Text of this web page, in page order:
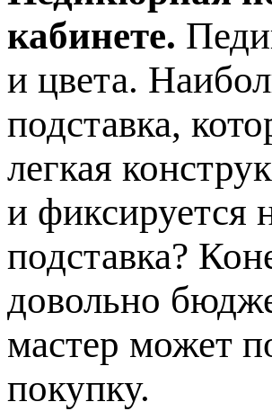
кабинете.
и цвета.
подставка,
легкая
и фиксируется
подставка?
довольно
мастер может
покупку.